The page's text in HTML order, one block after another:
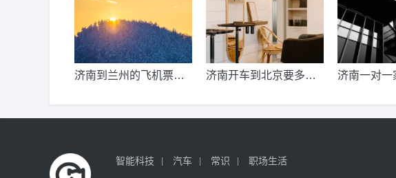
总分多少？
钱？
济南到兰州的飞机票价
机要多久？
济南开车到北京要多少
油钱？济南到北京多少
济南一对一
智能科技 汽车 常识 职场生活